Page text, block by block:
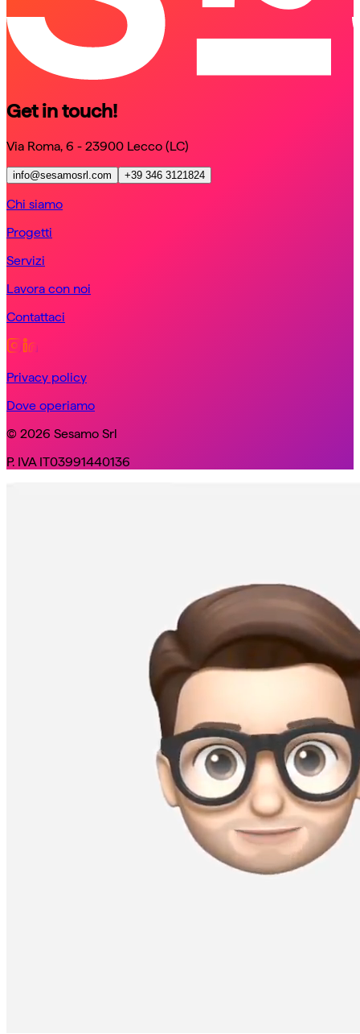
Get in touch!
Via Roma, 6 - 23900 Lecco (LC)
info@sesamosrl.com +39 346 3121824
Chi siamo
Progetti
Servizi
Lavora con noi
Contattaci
Privacy policy
Dove operiamo
© 2026 Sesamo Srl
P. IVA IT03991440136